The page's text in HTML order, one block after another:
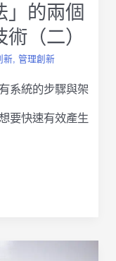
」的兩個
（二）
新,管理創新
系統的步驟與架
要快速有效產生